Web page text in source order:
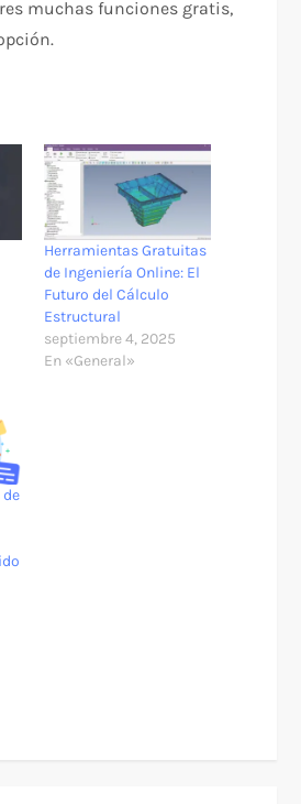
muchas funciones gratis,
Herramientas Gratuitas
de Ingeniería Online: El
Futuro del Cálculo
Estructural
septiembre 4, 2025
En «General»
de